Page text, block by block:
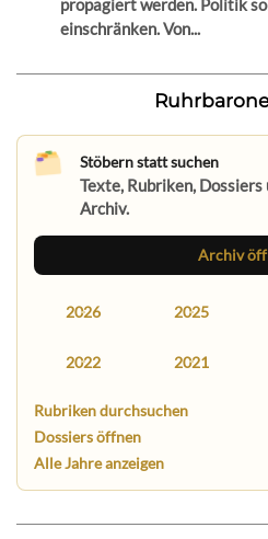
propagiert werden. Politik
einschränken. Von...
Stöbern statt suchen
Texte, Rubriken, Dossiers
Archiv.
Archiv
2026 2025
2022 2021
Rubriken durchsuchen
Dossiers öffnen
Alle Jahre anzeigen